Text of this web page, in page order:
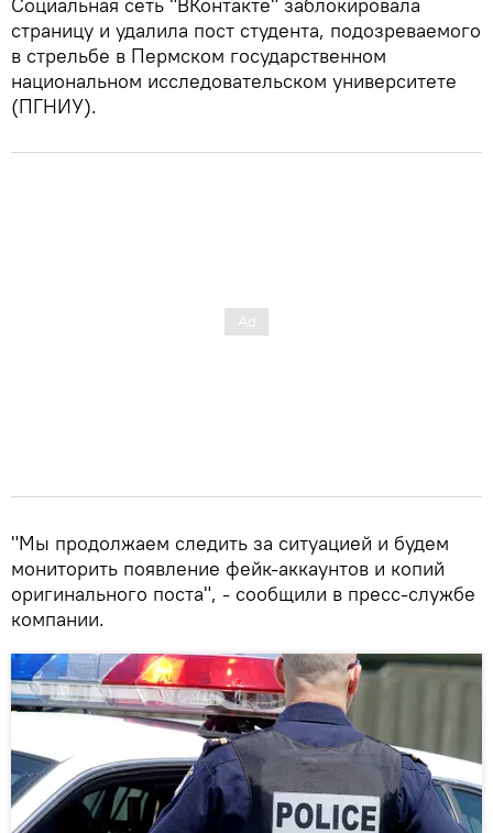
страницу и удалила пост студента, подозреваемого
в стрельбе в Пермском государственном
национальном исследовательском университете
(ПГНИУ).
"Мы продолжаем следить за ситуацией и будем
мониторить появление фейк-аккаунтов и копий
оригинального поста", - сообщили в пресс-службе
компании.